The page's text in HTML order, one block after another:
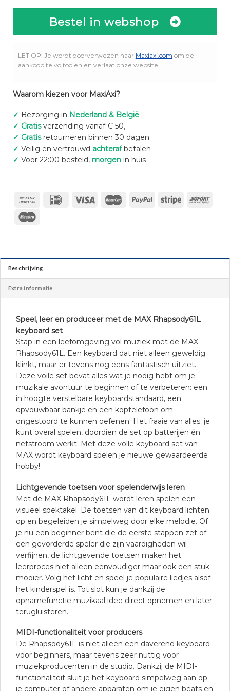
Bestel in webshop
LET OP: Je wordt doorverwezen naar Maxiaxi.com om de
aankoop te voltooien en verlaat onze website.
Waarom kiezen voor MaxiAxi?
✓ Bezorging in Nederland & België
✓ Gratisverzending vanaf € 50,-
✓ Gratisretourneren binnen 30 dagen
✓ Veilig en vertrouwd achterafbetalen
✓ Voor 22:00 besteld, morgenin huis
Beschrijving
Extra informatie
Speel, leer en produceer met de MAX Rhapsody61L
keyboard set
Stap in een leefomgeving vol muziek met de MAX
Rhapsody61L. Een keyboard dat niet alleen geweldig
klinkt, maar er tevens nog eens fantastisch uitziet.
Deze volle set bevat alles wat je nodig hebt om je
muzikale avontuur te beginnen of te verbeteren: een
in hoogte verstelbare keyboardstandaard, een
opvouwbaar bankje en een koptelefoon om
ongestoord te kunnen oefenen. Het fraaie van alles; je
kunt overal spelen, doordien de set op batterijen én
netstroom werkt. Met deze volle keyboard set van
MAX wordt keyboard spelen je nieuwe gewaardeerde
hobby!
Lichtgevende toetsen voor spelenderwijs leren
Met de MAX Rhapsody61L wordt leren spelen een
visueel spektakel. De toetsen van dit keyboard lichten
op en begeleiden je simpelweg door elke melodie. Of
je nu een beginner bent die de eerste stappen zet of
een gevorderde speler die zijn vaardigheden wil
verfijnen, de lichtgevende toetsen maken het
leerproces niet alleen eenvoudiger maar ook een stuk
mooier. Volg het licht en speel je populaire liedjes alsof
het kinderspel is. Tot slot kun je dankzij de
opnamefunctie muzikaal idee direct opnemen en later
terugluisteren.
MIDI-functionaliteit voor producers
De Rhapsody61L is niet alleen een daverend keyboard
voor beginners, maar tevens zeer nuttig voor
muziekproducenten in de studio. Dankzij de MIDI-
functionaliteit sluit je het keyboard simpelweg aan op
je computer of andere apparaten om je eigen beats en